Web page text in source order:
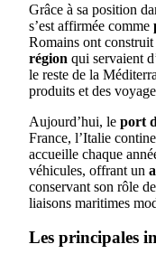
Grâce à sa position
s’est affirmée comme
Romains ont construit
région qui servaient
le reste de la
produits et des
Aujourd’hui, le port
France, l’Italie
accueille chaque
véhicules, offrant un
conservant son rôle de
liaisons maritimes
Les principales